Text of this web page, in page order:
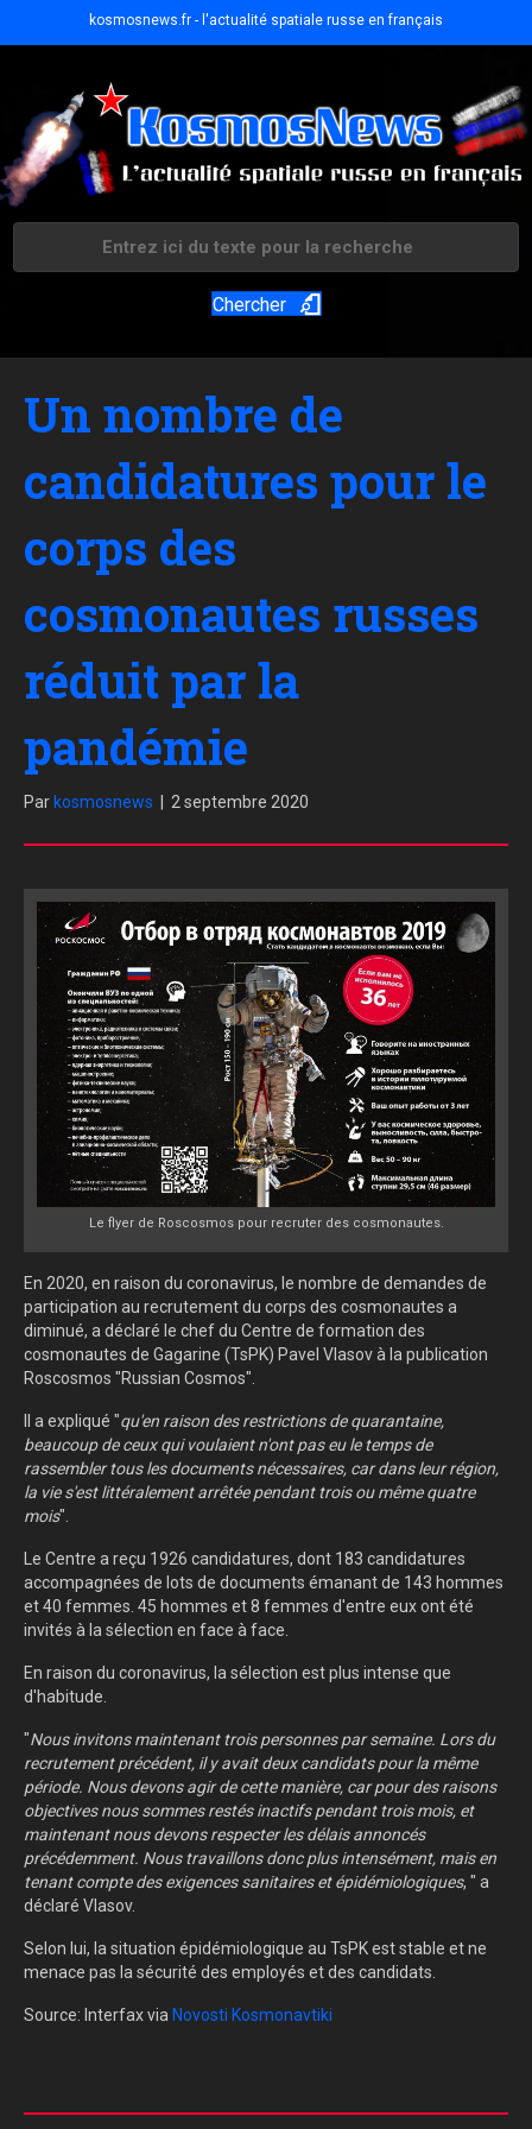
kosmosnews.fr - l'actualité spatiale russe en français
Chercher
Un nombre de
candidatures pour le
corps des
cosmonautes russes
réduit par la
pandémie
Par kosmosnews 2 septembre 2020
Le flyer de Roscosmos pour recruter des cosmonautes.
En 2020, en raison du coronavirus, le nombre de demandes de
participation au recrutement du corps des cosmonautes a
diminué, a déclaré le chef du Centre de formation des
cosmonautes de Gagarine (TsPK) Pavel Vlasov à la publication
Roscosmos "Russian Cosmos".
Il a expliqué "qu'en raison des restrictions de quarantaine,
beaucoup de ceux qui voulaient n'ont pas eu le temps de
rassembler tous les documents nécessaires, car dans leur région,
la vie s'est littéralement arrêtée pendant trois ou même quatre
mois".
Le Centre a reçu 1926 candidatures, dont 183 candidatures
accompagnées de lots de documents émanant de 143 hommes
et 40 femmes. 45 hommes et 8 femmes d'entre eux ont été
invités à la sélection en face à face.
En raison du coronavirus, la sélection est plus intense que
d'habitude.
"Nous invitons maintenant trois personnes par semaine. Lors du
recrutement précédent, il y avait deux candidats pour la même
période. Nous devons agir de cette manière, car pour des raisons
objectives nous sommes restés inactifs pendant trois mois, et
maintenant nous devons respecter les délais annoncés
précédemment. Nous travaillons donc plus intensément, mais en
tenant compte des exigences sanitaires et épidémiologiques, " a
déclaré Vlasov.
Selon lui, la situation épidémiologique au TsPK est stable et ne
menace pas la sécurité des employés et des candidats.
Source: Interfax via Novosti Kosmonavtiki